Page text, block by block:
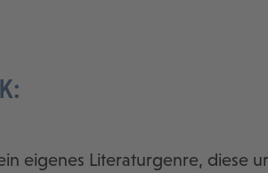
eigenes Literaturgenre, diese